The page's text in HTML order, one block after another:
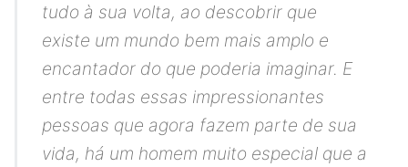
tudo à sua volta, ao descobrir que
existe um mundo bem mais amplo e
encantador do que poderia imaginar. E
entre todas essas impressionantes
pessoas que agora fazem parte de sua
vida, há um homem muito especial que a